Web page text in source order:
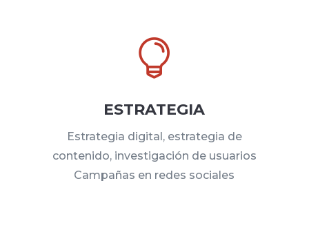

ESTRATEGIA
Estrategia digital, estrategia de
contenido, investigación de usuarios
Campañas en redes sociales